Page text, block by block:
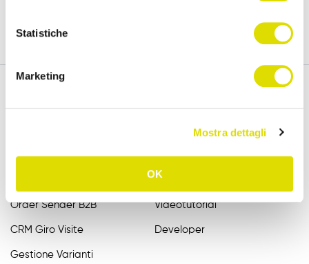
Statistiche
Marketing
Mostra dettagli
OK
Raccolta Ordini Agenti
Order Sender B2B
CRM Giro Visite
Gestione Varianti
Assistenza
FAQ
Manuali
Videotutorial
Developer